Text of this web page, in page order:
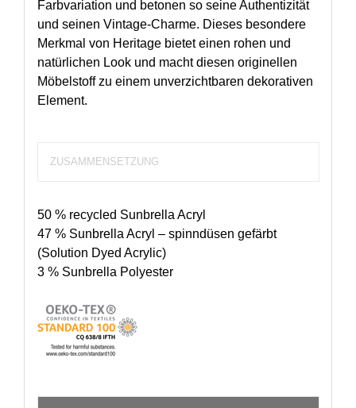
Farbvariation und betonen so seine Authentizität
und seinen Vintage-Charme. Dieses besondere
Merkmal von Heritage bietet einen rohen und
natürlichen Look und macht diesen originellen
Möbelstoff zu einem unverzichtbaren dekorativen
Element.
ZUSAMMENSETZUNG
50 % recycled Sunbrella Acryl
47 % Sunbrella Acryl – spinndüsen gefärbt
(Solution Dyed Acrylic)
3 % Sunbrella Polyester